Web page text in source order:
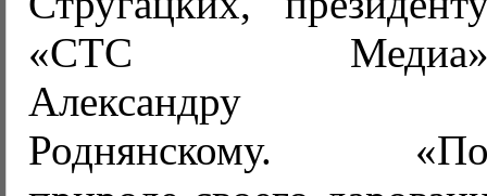
«СТС
Александру
Роднянскому.